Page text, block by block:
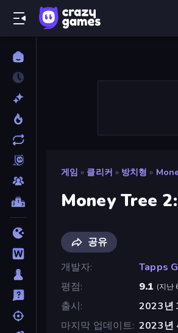
게임 » 클리커 » 방치형 »
Money Tree
공유
개발자
Tapps
평점
9.1 (지난
출시
2023년
마지막 업데이트 2023년